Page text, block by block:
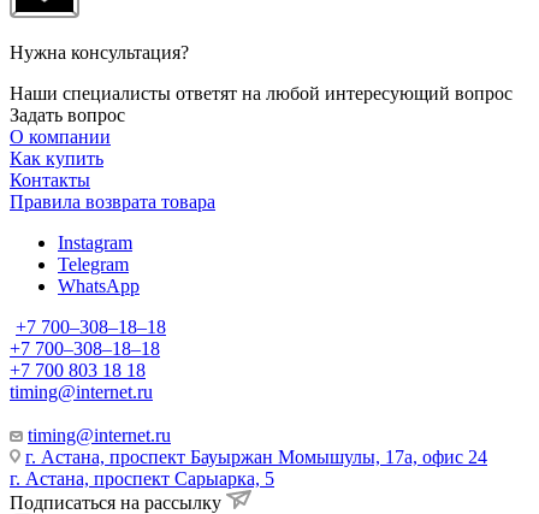
Нужна консультация?
Наши специалисты ответят на любой интересующий вопрос
Задать вопрос
О компании
Как купить
Контакты
Правила возврата товара
Instagram
Telegram
WhatsApp
+7 700‒308‒18‒18
+7 700‒308‒18‒18
+7 700 803 18 18
timing@internet.ru
timing@internet.ru
г. Астана, проспект Бауыржан Момышулы, 17а, офис 24
г. Астана, проспект Сарыарка, 5
Подписаться на рассылку